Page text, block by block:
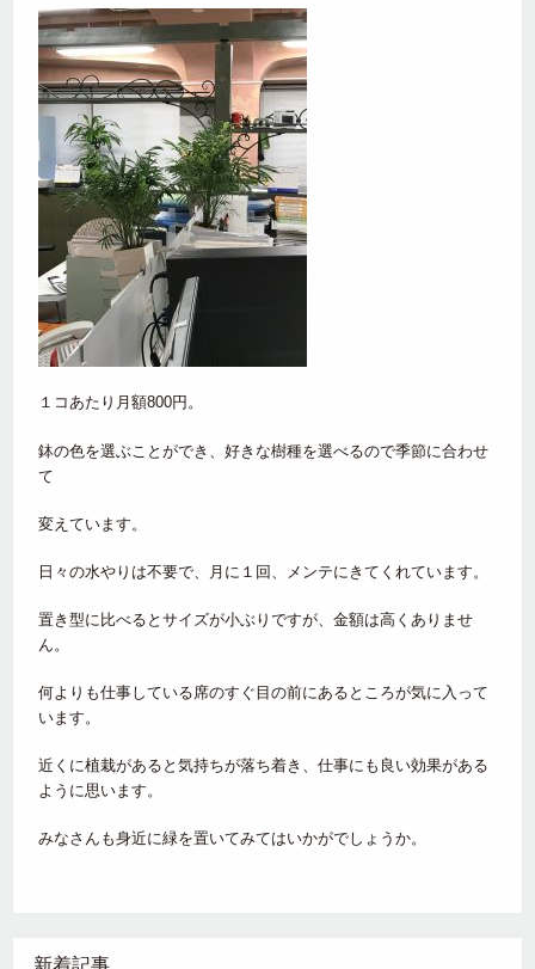
１コあたり月額800円。
鉢の色を選ぶことができ、好きな樹種を選べるので季節に合わせ
て
変えています。
日々の水やりは不要で、月に１回、メンテにきてくれています。
置き型に比べるとサイズが小ぶりですが、金額は高くありませ
ん。
何よりも仕事している席のすぐ目の前にあるところが気に入って
います。
近くに植栽があると気持ちが落ち着き、仕事にも良い効果がある
ように思います。
みなさんも身近に緑を置いてみてはいかがでしょうか。
新着記事